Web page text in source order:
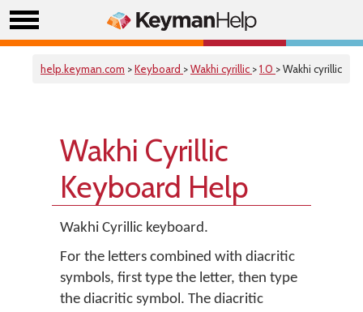
help.keyman.com >Keyboard >Wakhi cyrillic >1.0 > Wakhi cyrillic
Wakhi Cyrillic
Keyboard Help
Wakhi Cyrillic keyboard.
For the letters combined with diacritic
symbols, first type the letter, then type
the diacritic symbol. The diacritic